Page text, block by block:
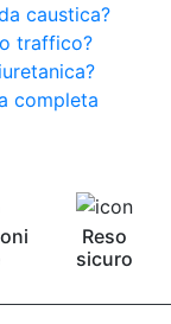
caustica?
traffico?
completa
Reso
sicuro